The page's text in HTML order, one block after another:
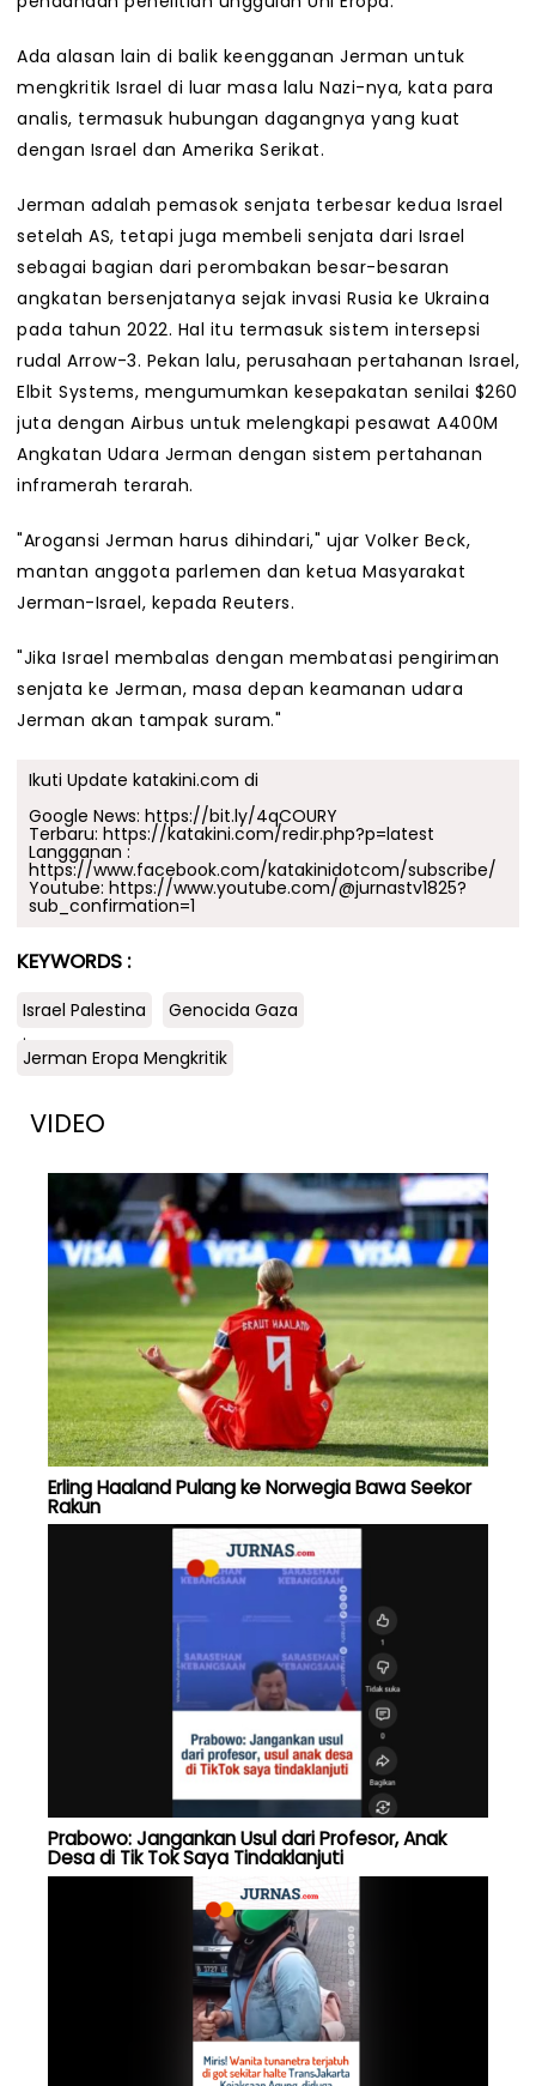
Ada alasan lain di balik keengganan Jerman untuk
mengkritik Israel di luar masa lalu Nazi-nya, kata para
analis, termasuk hubungan dagangnya yang kuat
dengan Israel dan Amerika Serikat.
Jerman adalah pemasok senjata terbesar kedua Israel
setelah AS, tetapi juga membeli senjata dari Israel
sebagai bagian dari perombakan besar-besaran
angkatan bersenjatanya sejak invasi Rusia ke Ukraina
pada tahun 2022. Hal itu termasuk sistem intersepsi
rudal Arrow-3. Pekan lalu, perusahaan pertahanan Israel,
Elbit Systems, mengumumkan kesepakatan senilai $260
juta dengan Airbus untuk melengkapi pesawat A400M
Angkatan Udara Jerman dengan sistem pertahanan
inframerah terarah.
"Arogansi Jerman harus dihindari," ujar Volker Beck,
mantan anggota parlemen dan ketua Masyarakat
Jerman-Israel, kepada Reuters.
"Jika Israel membalas dengan membatasi pengiriman
senjata ke Jerman, masa depan keamanan udara
Jerman akan tampak suram."
Ikuti Update katakini.com di
Google News: https://bit.ly/4qCOURY
Terbaru: https://katakini.com/redir.php?p=latest
Langganan :
https://www.facebook.com/katakinidotcom/subscribe/
Youtube: https://www.youtube.com/@jurnastv1825?
sub_confirmation=1
KEYWORDS :
Israel Palestina
Genocida Gaza
.
Jerman Eropa Mengkritik
VIDEO
Erling Haaland Pulang ke Norwegia Bawa Seekor
Rakun
Prabowo: Jangankan Usul dari Profesor, Anak
Desa di Tik Tok Saya Tindaklanjuti